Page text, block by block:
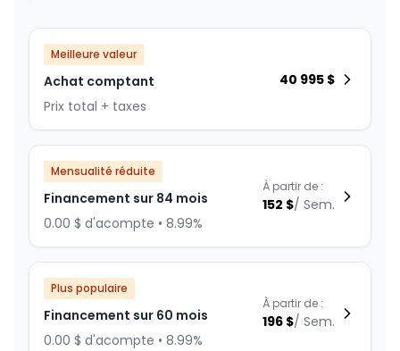
Meilleure valeur
Achat comptant
Prix total + taxes
40 995 $
Mensualité réduite
Financement sur 84 mois
0.00 $ d'acompte • 8.99%
À partir de :
152 $/ Sem.
Plus populaire
Financement sur 60 mois
0.00 $ d'acompte • 8.99%
À partir de :
196 $/ Sem.